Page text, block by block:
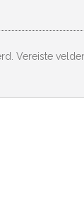
Vereiste